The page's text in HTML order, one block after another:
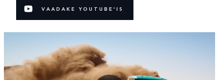
VAADAKE YOUTUBE'IS